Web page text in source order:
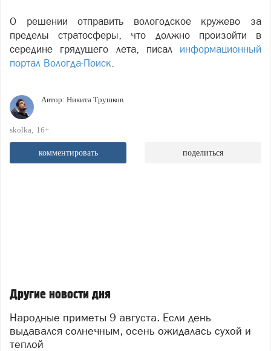
О решении отправить вологодское кружево за
пределы стратосферы, что должно произойти в
середине грядущего лета, писал информационный
портал Вологда-Поиск.
Автор: Никита Трушков
skolka 16+
комментировать поделиться
Другие новости дня
Народные приметы 9 августа. Если день
выдавался солнечным, осень ожидалась сухой и
теплой